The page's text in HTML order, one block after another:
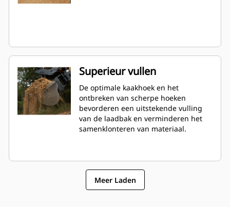
Superieur vullen
De optimale kaakhoek en het
ontbreken van scherpe hoeken
bevorderen een uitstekende vulling
van de laadbak en verminderen het
samenklonteren van materiaal.
Meer Laden